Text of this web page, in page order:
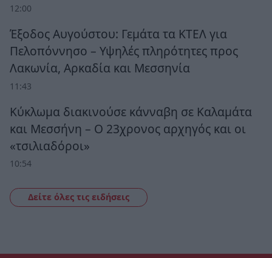
12:00
Έξοδος Αυγούστου: Γεμάτα τα ΚΤΕΛ για
Πελοπόννησο – Υψηλές πληρότητες προς
Λακωνία, Αρκαδία και Μεσσηνία
11:43
Κύκλωμα διακινούσε κάνναβη σε Καλαμάτα
και Μεσσήνη – Ο 23χρονος αρχηγός και οι
«τσιλιαδόροι»
10:54
Δείτε όλες τις ειδήσεις